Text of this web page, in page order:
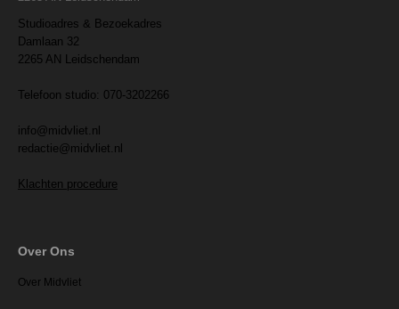
Studioadres & Bezoekadres
Damlaan 32
2265 AN Leidschendam
Telefoon studio: 070-3202266
info@midvliet.nl
redactie@midvliet.nl
Klachten procedure
Over Ons
Over Midvliet